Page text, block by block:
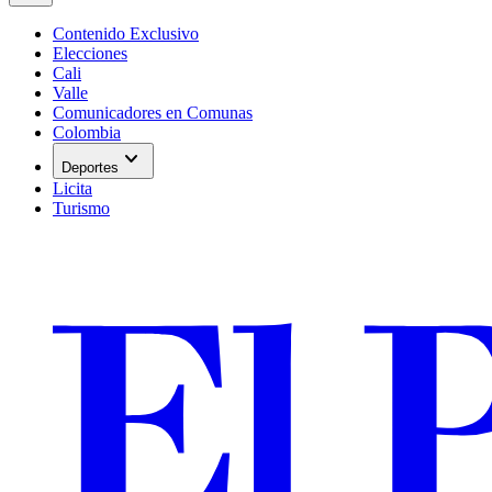
Contenido Exclusivo
Elecciones
Cali
Valle
Comunicadores en Comunas
Colombia
Deportes expand_more
Licita
Turismo